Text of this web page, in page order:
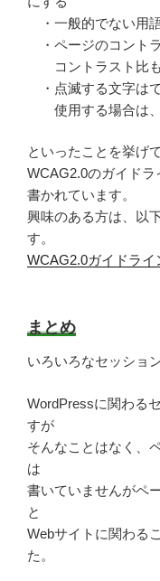
・一般的でない用
・ページのコント
コントラスト比も
・点滅する文字は
使用する場合は、
といったことを挙げ
WCAG2.0のガイド
書かれています。
興味のある方は、以
す。
WCAG2.0ガイドライ
まとめ
いろいろなセッショ
WordPressに関わる
すが
そんなことはなく、
は
書いていませんがペ
と
Webサイトに関わる
た。